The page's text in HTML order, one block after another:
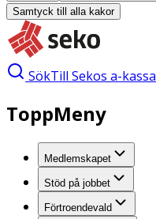
Samtyck till alla kakor
SökTill Sekos a-kassa
ToppMeny
Medlemskapet
Stöd på jobbet
Förtroendevald